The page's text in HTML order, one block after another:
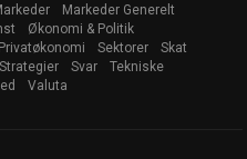
Markeder Generelt
Økonomi & Politik
Privatøkonomi Sektorer
Skat
Strategier Svar
Tekniske
Valuta